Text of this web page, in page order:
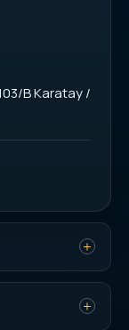
B Karatay /